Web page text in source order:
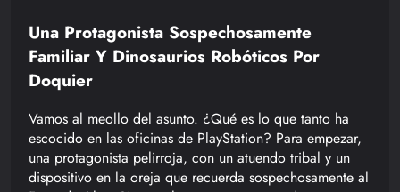
Una Protagonista Sospechosamente
Familiar Y Dinosaurios Robóticos Por
Doquier
Vamos al meollo del asunto. ¿Qué es lo que tanto ha
escocido en las oficinas de PlayStation? Para empezar,
una protagonista pelirroja, con un atuendo tribal y un
dispositivo en la oreja que recuerda sospechosamente al